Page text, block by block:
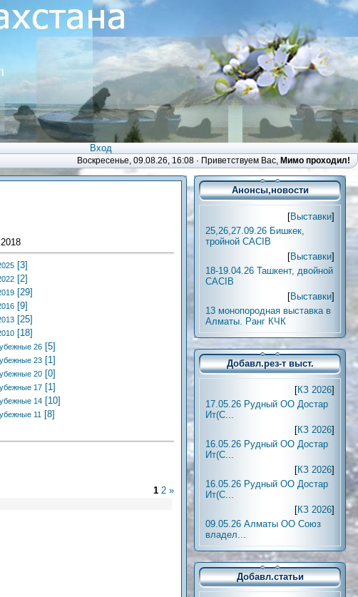
Вход
Воскресенье, 09.08.26, 16:08 · Приветствуем Вас, Мимо проходил!
[3]
[2]
[29]
[9]
[25]
[18]
26 [5]
23 [1]
20 [0]
17 [1]
14 [10]
11 [8]
1 2 »
Анонсы,новости
[Выставки]
25,26,27.09.26 Бишкек,
тройной CACIB
[Выставки]
18-19.04.26 Ташкент, двойной
CACIB
[Выставки]
13 монопородная выставка в
Алматы. Ранг КЧК
Добавл.рез-т выст.
[КЗ 2026]
17.05.26 Рудный ОО Достар
Ит(С...
[КЗ 2026]
16.05.26 Рудный ОО Достар
Ит(С...
[КЗ 2026]
16.05.26 Рудный ОО Достар
Ит(С...
[КЗ 2026]
09.05.26 Алматы ОО Союз
владел...
Добавл.статьи